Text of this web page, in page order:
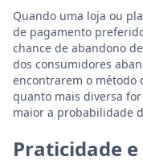
Quando uma loja ou
de pagamento
chance de abandono
dos consumidores
encontrarem o método
quanto mais diversa
maior a probabilidade
Praticidade